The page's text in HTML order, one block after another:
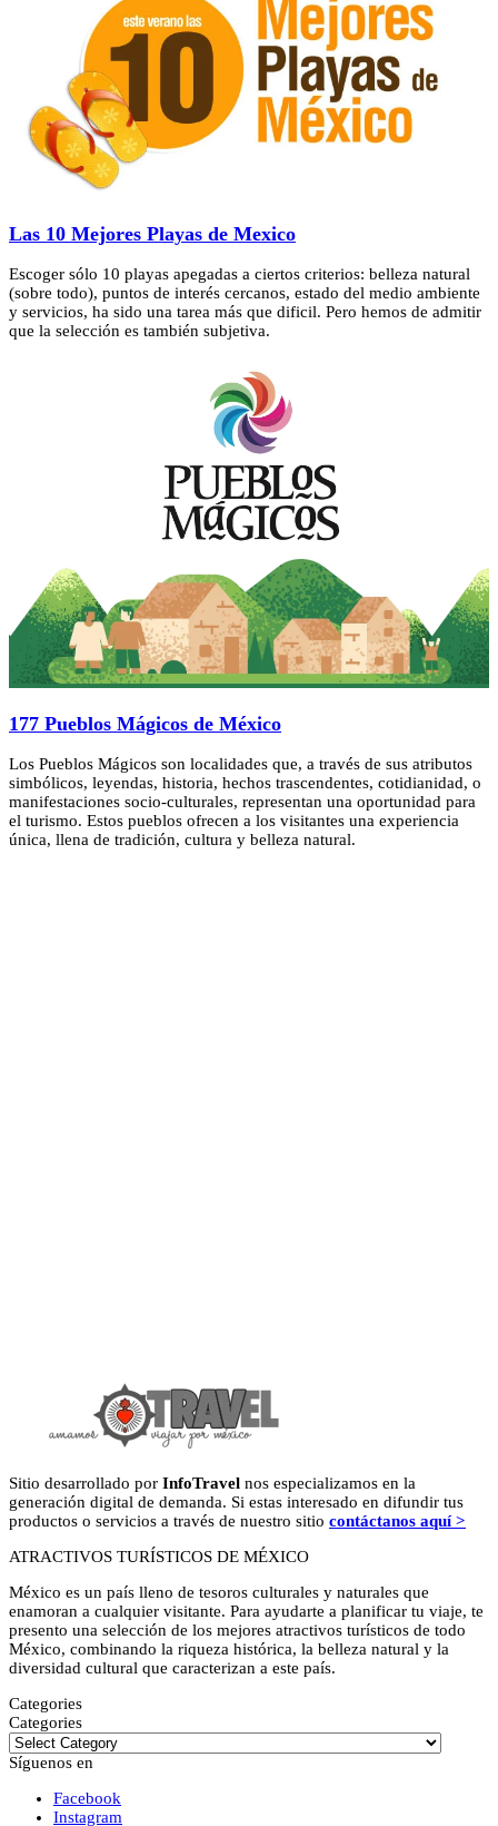
Las 10 Mejores Playas de Mexico
Escoger sólo 10 playas apegadas a ciertos criterios: belleza natural
(sobre todo), puntos de interés cercanos, estado del medio ambiente
y servicios, ha sido una tarea más que dificil. Pero hemos de admitir
que la selección es también subjetiva.
177 Pueblos Mágicos de México
Los Pueblos Mágicos son localidades que, a través de sus atributos
simbólicos, leyendas, historia, hechos trascendentes, cotidianidad, o
manifestaciones socio-culturales, representan una oportunidad para
el turismo. Estos pueblos ofrecen a los visitantes una experiencia
única, llena de tradición, cultura y belleza natural.
Sitio desarrollado por InfoTravel nos especializamos en la
generación digital de demanda. Si estas interesado en difundir tus
productos o servicios a través de nuestro sitio contáctanos aquí >
ATRACTIVOS TURÍSTICOS DE MÉXICO
México es un país lleno de tesoros culturales y naturales que
enamoran a cualquier visitante. Para ayudarte a planificar tu viaje, te
presento una selección de los mejores atractivos turísticos de todo
México, combinando la riqueza histórica, la belleza natural y la
diversidad cultural que caracterizan a este país.
Categories
Categories
Síguenos en
Facebook
Instagram